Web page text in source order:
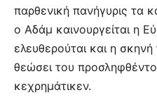
παρθενική πανήγυρις τα
ο Αδάμ καινουργείται η
ελευθερούται και η
θεώσει του
κεχρημάτικεν.